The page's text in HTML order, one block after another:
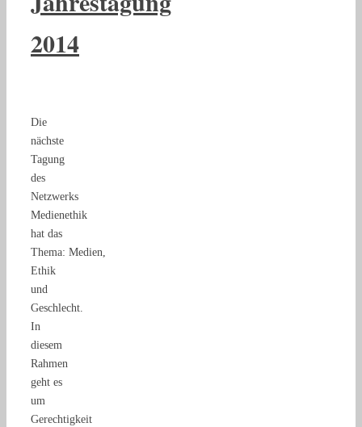
2014
Die
nächste
Tagung
des
Netzwerks
Medienethik
hat das
Thema: Medien,
Ethik
und
Geschlecht.
In
diesem
Rahmen
geht es
um
Gerechtigkeit